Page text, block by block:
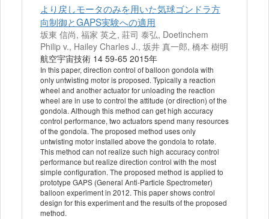
より戻しモータのみを用いた気球ゴンドラ方
向制御とGAPS実験への適用
坂東 信尚, 福家 英之, 莊司 泰弘, Doetinchem
Philip v., Hailey Charles J., 坂井 真一郎, 橋本 樹明
航空宇宙技術 14 59-65 2015年
In this paper, direction control of balloon gondola with
only untwisting motor is proposed. Typically a reaction
wheel and another actuator for unloading the reaction
wheel are in use to control the attitude (or direction) of the
gondola. Although this method can get high accuracy
control performance, two actuators spend many resources
of the gondola. The proposed method uses only
untwisting motor installed above the gondola to rotate.
This method can not realize such high accuracy control
performance but realize direction control with the most
simple configuration. The proposed method is applied to
prototype GAPS (General Anti-Particle Spectrometer)
balloon experiment in 2012. This paper shows control
design for this experiment and the results of the proposed
method.